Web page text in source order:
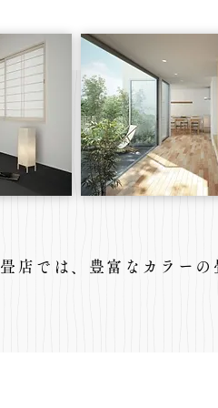
店では、豊富なカラー